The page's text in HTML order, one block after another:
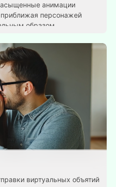
анимации
персонажей
образом.
виртуальных объятий